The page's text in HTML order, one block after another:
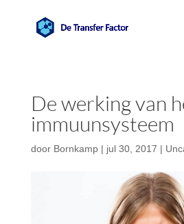
De werking van
immuunsysteem
door Bornkamp| jul 30, 2017 |